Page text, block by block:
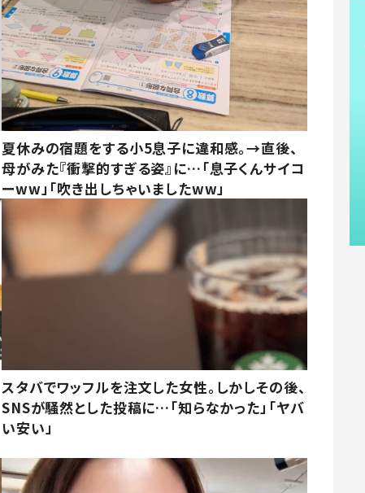
夏休みの宿題をする小5息子に違和感。→直後、
母がみた『衝撃的すぎる姿』に…「息子くんサイコ
ーww」「吹き出しちゃいましたww」
スタバでワッフルを注文した女性。しかしその後、
SNSが騒然とした投稿に…「知らなかった」「ヤバ
い安い」